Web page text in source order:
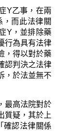
Y乙事，在兩
，而此法律關
Y ，並排除藥
行為具有法律
，得以對於藥
認判決之法律
，於法並無不
最高法院對於
質疑，其於上
確認法律關係